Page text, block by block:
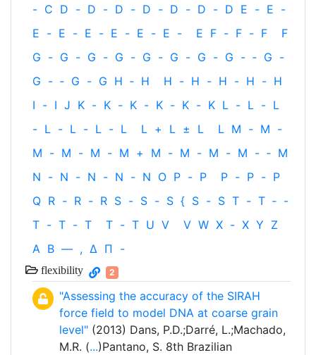
- C D - D - D - D - D - D - D E - E -
E - E - E - E - E - E - E F - F - F
F
G - G - G - G - G - G - G - G - ‐ G -
G - ‐ G - G H ‐ H H - H - H - H - H
I - I J K - K - K - K - K - K L - L - L
- L - L - L - L L + L ± L L M - M -
M - M - M - M + M - M - M - M - ‐ M
N - N - N - N - N O P - P P - P - P
Q R - R - R S - S - S { S - S T - T ‐ -
T - T - T T - T U V V W X - X Y Z
Α Β — , Δ Π -
flexibility 2
"Assessing the accuracy of the SIRAH
force field to model DNA at coarse grain
level" (2013) Dans, P.D.;Darré, L.;Machado,
M.R. (...)Pantano, S. 8th Brazilian